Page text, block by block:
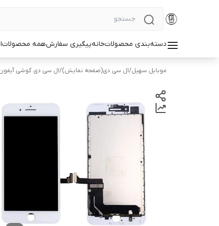
دسته‌بندی محصولاتخانهپیگیری سفارشهمه محصولات
موبایل سهیل/ال سی دی(صفحه نمایش)/ال سی دی گوشی